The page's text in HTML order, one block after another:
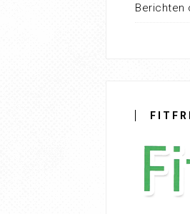
Berichten